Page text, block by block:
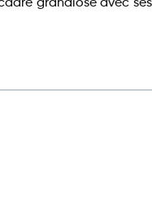
grandiose avec ses